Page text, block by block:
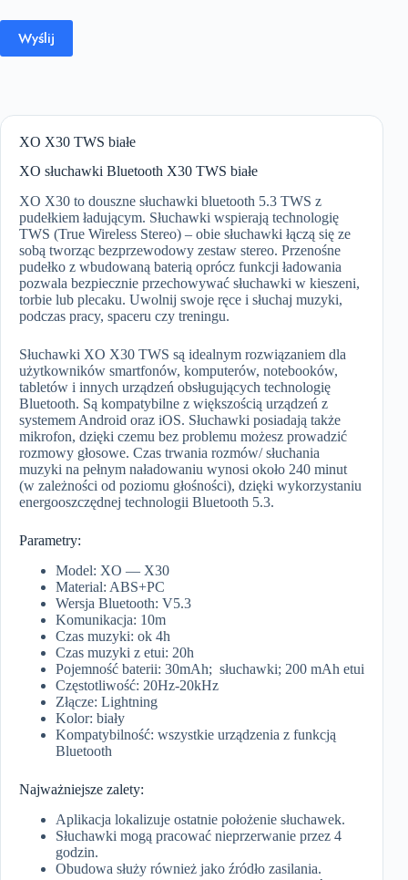
XO X30 TWS białe
XO słuchawki Bluetooth X30 TWS białe
XO X30 to douszne słuchawki bluetooth 5.3 TWS z
pudełkiem ładującym. Słuchawki wspierają technologię
TWS (True Wireless Stereo) – obie słuchawki łączą się ze
sobą tworząc bezprzewodowy zestaw stereo. Przenośne
pudełko z wbudowaną baterią oprócz funkcji ładowania
pozwala bezpiecznie przechowywać słuchawki w kieszeni,
torbie lub plecaku. Uwolnij swoje ręce i słuchaj muzyki,
podczas pracy, spaceru czy treningu.
Słuchawki XO X30 TWS są idealnym rozwiązaniem dla
użytkowników smartfonów, komputerów, notebooków,
tabletów i innych urządzeń obsługujących technologię
Bluetooth. Są kompatybilne z większością urządzeń z
systemem Android oraz iOS. Słuchawki posiadają także
mikrofon, dzięki czemu bez problemu możesz prowadzić
rozmowy głosowe. Czas trwania rozmów/ słuchania
muzyki na pełnym naładowaniu wynosi około 240 minut
(w zależności od poziomu głośności), dzięki wykorzystaniu
energooszczędnej technologii Bluetooth 5.3.
Parametry:
Model: XO — X30
Material: ABS+PC
Wersja Bluetooth: V5.3
Komunikacja: 10m
Czas muzyki: ok 4h
Czas muzyki z etui: 20h
Pojemność baterii: 30mAh; słuchawki; 200 mAh etui
Częstotliwość: 20Hz-20kHz
Złącze: Lightning
Kolor: biały
Kompatybilność: wszystkie urządzenia z funkcją
Bluetooth
Najważniejsze zalety:
Aplikacja lokalizuje ostatnie położenie słuchawek.
Słuchawki mogą pracować nieprzerwanie przez 4
godzin.
Obudowa służy również jako źródło zasilania.